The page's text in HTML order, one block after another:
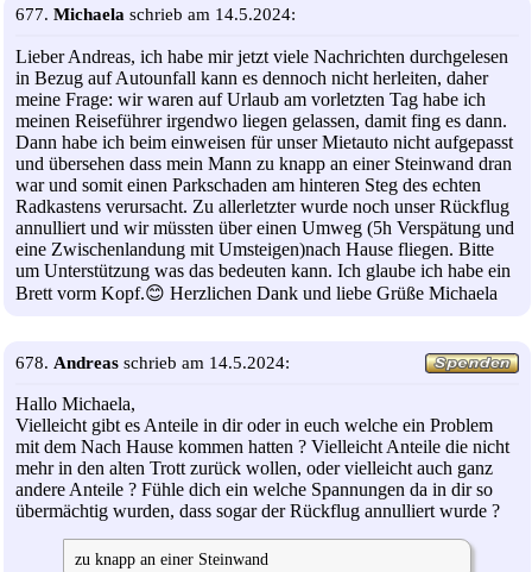
677. Michaela schrieb am 14.5.2024:
Lieber Andreas, ich habe mir jetzt viele Nachrichten durchgelesen
in Bezug auf Autounfall kann es dennoch nicht herleiten, daher
meine Frage: wir waren auf Urlaub am vorletzten Tag habe ich
meinen Reiseführer irgendwo liegen gelassen, damit fing es dann.
Dann habe ich beim einweisen für unser Mietauto nicht aufgepasst
und übersehen dass mein Mann zu knapp an einer Steinwand dran
war und somit einen Parkschaden am hinteren Steg des echten
Radkastens verursacht. Zu allerletzter wurde noch unser Rückflug
annulliert und wir müssten über einen Umweg (5h Verspätung und
eine Zwischenlandung mit Umsteigen)nach Hause fliegen. Bitte
um Unterstützung was das bedeuten kann. Ich glaube ich habe ein
Brett vorm Kopf.😊 Herzlichen Dank und liebe Grüße Michaela
678. Andreas schrieb am 14.5.2024:
Hallo Michaela,
Vielleicht gibt es Anteile in dir oder in euch welche ein Problem
mit dem Nach Hause kommen hatten ? Vielleicht Anteile die nicht
mehr in den alten Trott zurück wollen, oder vielleicht auch ganz
andere Anteile ? Fühle dich ein welche Spannungen da in dir so
übermächtig wurden, dass sogar der Rückflug annulliert wurde ?
zu knapp an einer Steinwand